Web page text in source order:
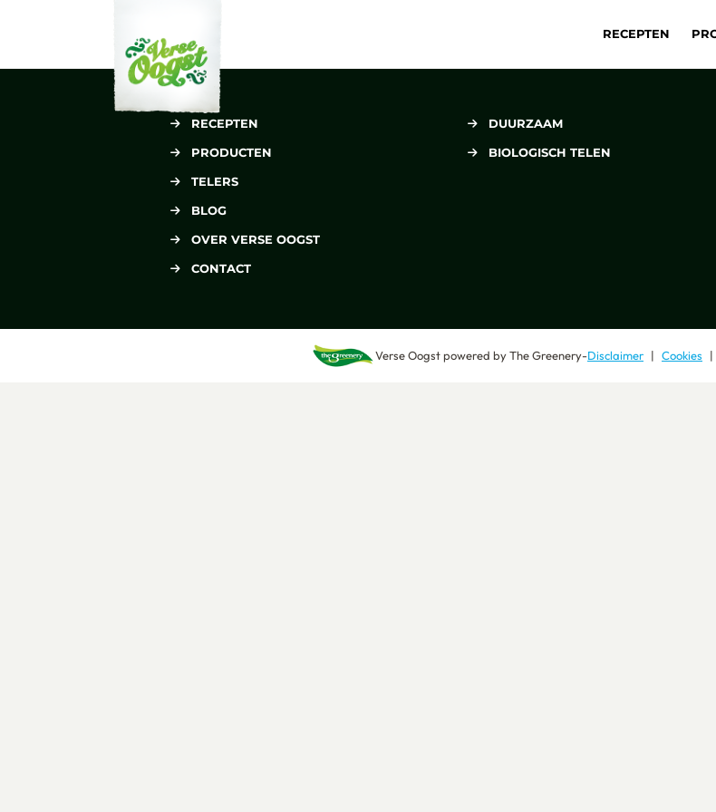
RECEPTEN
RECEPTEN
PRODUCTEN
TELERS
BLOG
OVER VERSE OOGST
CONTACT
DUURZAAM
BIOLOGISCH TELEN
Verse Oogstpowered byThe Greenery-Disclaimer Cookies